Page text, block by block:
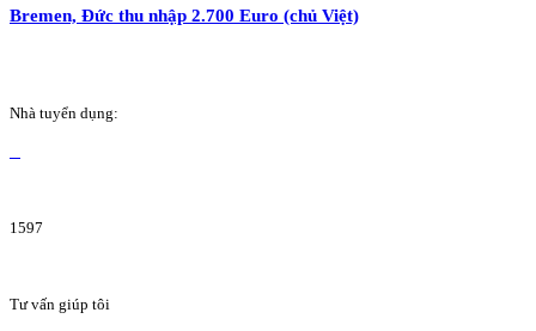
Bremen, Đức thu nhập 2.700 Euro (chủ Việt)
Nhà tuyển dụng:
1597
Tư vấn giúp tôi